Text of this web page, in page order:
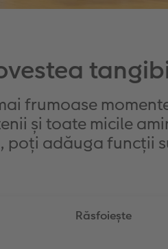
frumoase
și toate micile
poți adăuga funcții
Răsfoiește